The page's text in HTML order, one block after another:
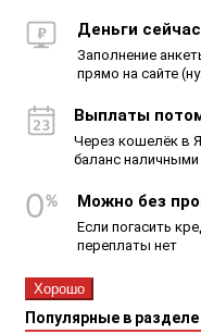
Деньги сейчас
Заполнение
прямо на сайте
Выплаты
Через кошелёк в
баланс
Можно без
Если погасить
переплаты нет
Хорошо
Популярные в разделе